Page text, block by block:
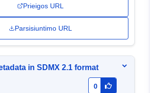
Prieigos URL
Parsisiuntimo URL
in SDMX 2.1 format
0